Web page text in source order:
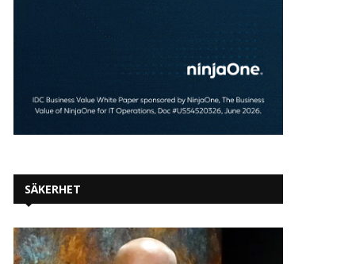
Siemens utvecklar
självverifierande agentbaserade
AI-arbetsflöden för halvledar-
SÄKERHET